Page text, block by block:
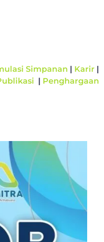
Simpanan | Karir |
| Penghargaan